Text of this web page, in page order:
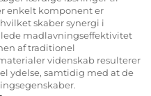
enkelt komponent er
skaber synergi i
madlavningseffektivitet
af traditionel
videnskab resulterer
ydelse, samtidig med at de